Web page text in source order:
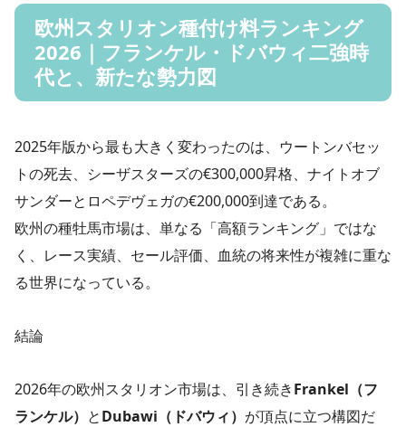
欧州スタリオン種付け料ランキング
2026｜フランケル・ドバウィ二強時
代と、新たな勢力図
2025年版から最も大きく変わったのは、ウートンバセッ
トの死去、シーザスターズの€300,000昇格、ナイトオブ
サンダーとロペデヴェガの€200,000到達である。
欧州の種牡馬市場は、単なる「高額ランキング」ではな
く、レース実績、セール評価、血統の将来性が複雑に重な
る世界になっている。
結論
2026年の欧州スタリオン市場は、引き続きFrankel（フ
ランケル） とDubawi（ドバウィ） が頂点に立つ構図だ